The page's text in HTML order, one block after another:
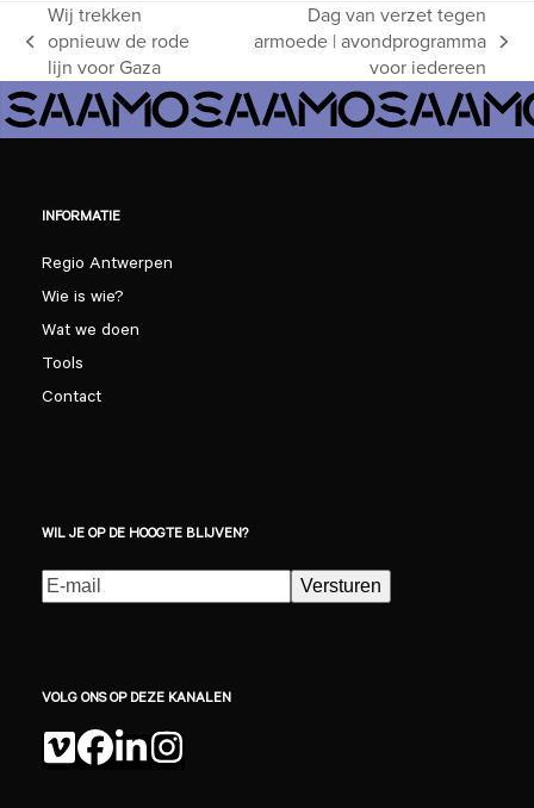
previous
post:
Wij trekken
opnieuw de rode
lijn voor Gaza
next
post:
Dag van verzet tegen
armoede | avondprogramma
voor iedereen
INFORMATIE
Regio Antwerpen
Wie is wie?
Wat we doen
Tools
Contact
WIL JE OP DE HOOGTE BLIJVEN?
E-
mailadres(Vereist)
Versturen
VOLG ONS OP DEZE KANALEN
Vimeo
Facebook
LinkedIn
Instagram